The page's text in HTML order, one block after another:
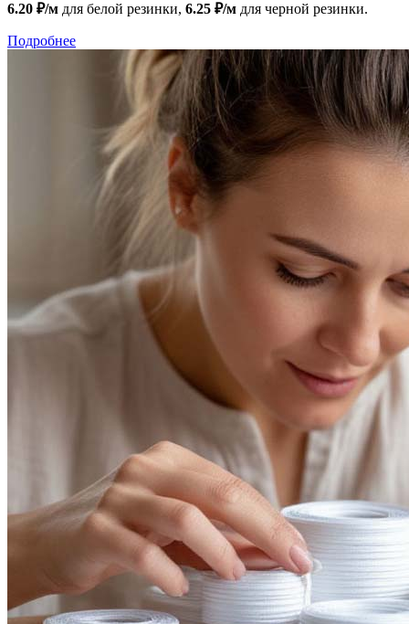
6.20 ₽/м для белой резинки, 6.25 ₽/м для черной резинки.
Подробнее